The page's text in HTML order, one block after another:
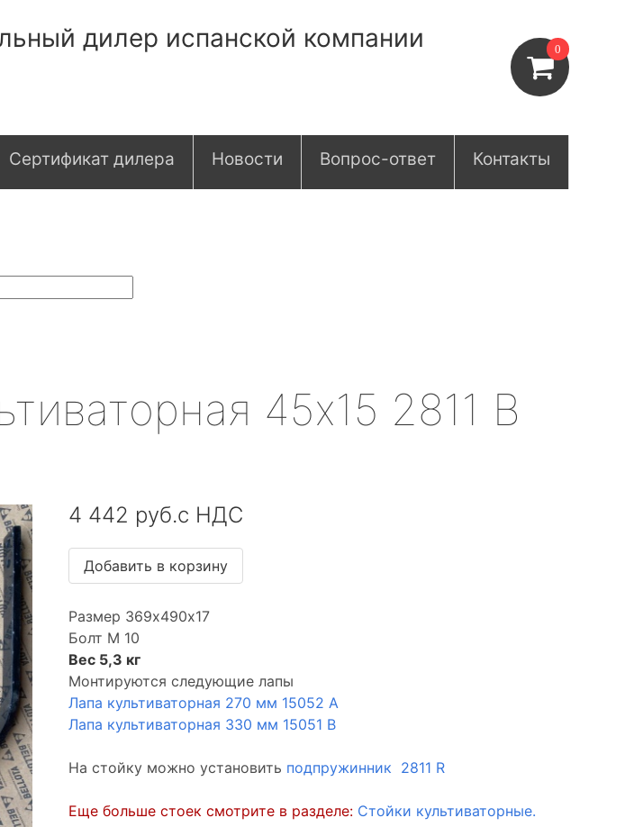
дилер испанской компании
0
Сертификат дилера Новости Вопрос-ответ Контакты
45х15 2811 B
4 442 руб.с НДС
Размер 369х490х17
Болт М 10
Вес 5,3 кг
Монтируются следующие лапы
Лапа культиваторная 270 мм 15052 А
Лапа культиваторная 330 мм 15051 В
На стойку можно установить подпружинник 2811 R
Еще больше стоек смотрите в разделе: Стойки культиваторные.